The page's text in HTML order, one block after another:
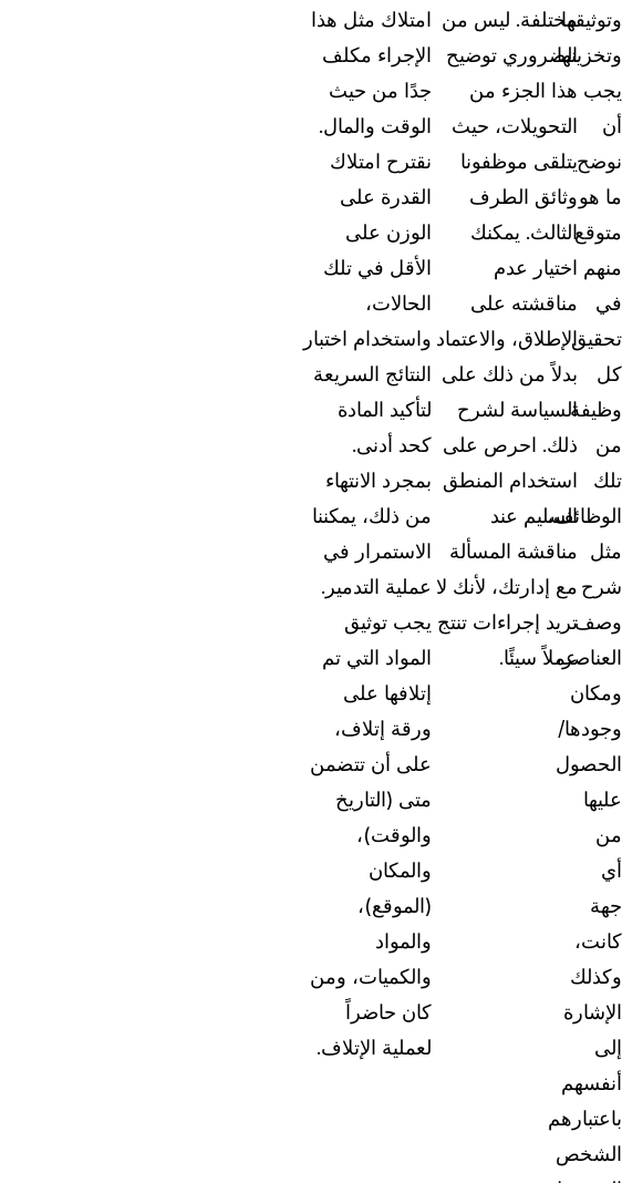
وتوثيقها
وتخزينها.
يجب
أن
نوضح
ما هو
متوقع
منهم
في
تحقيق
كل
وظيفة
من
تلك
الوظائف،
مثل
شرح
وصف
العناصر،
ومكان
وجودها/
الحصول
عليها
من
أي
جهة
كانت،
وكذلك
الإشارة
إلى
أنفسهم
باعتبارهم
الشخص
مختلفة. ليس من
الضروري توضيح
هذا الجزء من
التحويلات، حيث
يتلقى موظفونا
وثائق الطرف
الثالث. يمكنك
اختيار عدم
مناقشته على
الإطلاق، والاعتماد
بدلاً من ذلك على
السياسة لشرح
ذلك. احرص على
استخدام المنطق
السليم عند
مناقشة المسألة
مع إدارتك، لأنك لا
تريد إجراءات تنتج
عملاً سيئًا.
امتلاك مثل هذا
الإجراء مكلف
جدًا من حيث
الوقت والمال.
نقترح امتلاك
القدرة على
الوزن على
الأقل في تلك
الحالات،
واستخدام اختبار
النتائج السريعة
لتأكيد المادة
كحد أدنى.
بمجرد الانتهاء
من ذلك، يمكننا
الاستمرار في
عملية التدمير.
يجب توثيق
المواد التي تم
إتلافها على
ورقة إتلاف،
على أن تتضمن
متى (التاريخ
والوقت)،
والمكان
(الموقع)،
والمواد
والكميات، ومن
كان حاضراً
لعملية الإتلاف.